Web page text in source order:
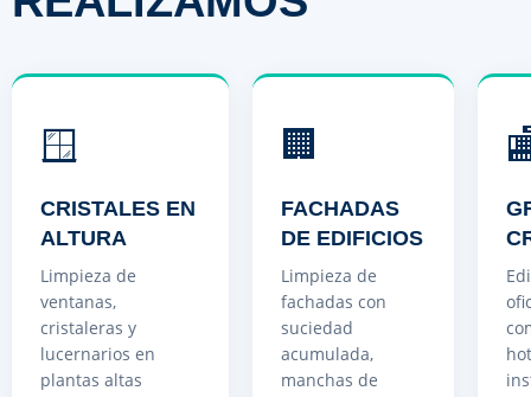
🪟
CRISTALES EN
ALTURA
Limpieza de
ventanas,
cristaleras y
lucernarios en
plantas altas
🏢
FACHADAS
DE EDIFICIOS
Limpieza de
fachadas con
suciedad
acumulada,
manchas de